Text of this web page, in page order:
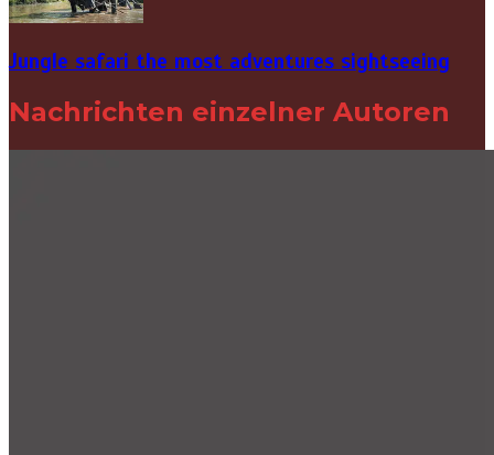
Jungle safari the most adventures sightseeing
Nachrichten einzelner Autoren